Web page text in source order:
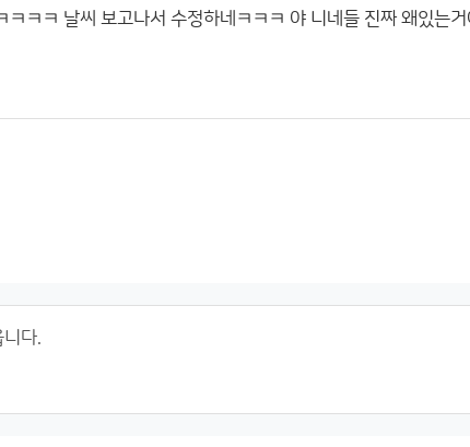
ㅋㅋ 날씨 보고나서 수정하네ㅋㅋㅋ 야 니네들 진짜 왜있는